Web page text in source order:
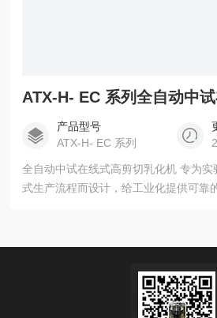
产品型号
ATX-H- EC 系列
全自动中试在线式高剪切乳化机 专为
式生产流程而设计，给工业化提供可靠
质工艺要求。在特殊石墨烯，锂电池,
调整，从而将机器型号升级到工业化的